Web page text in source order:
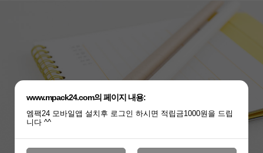
www.mpack24.com의 페이지 내용:
엠팩24 모바일앱 설치후 로그인 하시면 적립금1000원을 드립
니다 ^^